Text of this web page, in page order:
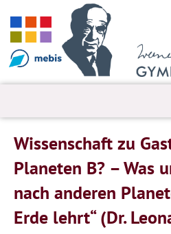
Wissenschaft zu
Planeten B? – Was
nach anderen
Erde lehrt“ (Dr.